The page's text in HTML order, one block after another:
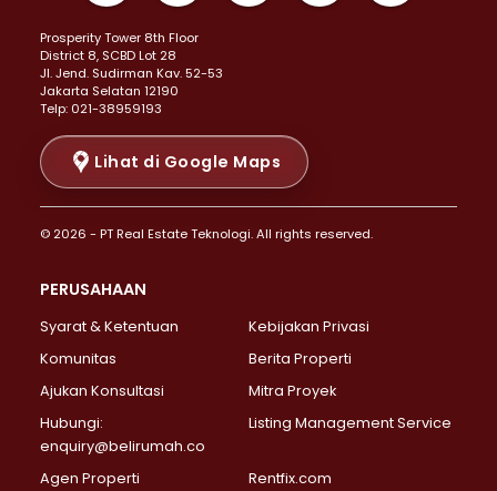
Properti Dijual di Menteng >
Properti Dijual di Senen >
Properti Dijual di Tanah Abang >
Properti Dijual di Cikini >
Properti Dijual di Kramat >
Properti Dijual di Pasar Baru >
Properti Dijual di Bendungan Hilir >
Properti Dijual di Jakarta Selatan >
Properti Dijual di Lebak Bulus >
Properti Dijual di Gandaria Selatan >
Properti Dijual di Pondok Labu >
Properti Dijual di Lenteng Agung >
Properti Dijual di Senayan >
Properti Dijual di Pondok Pinang >
Prosperity Tower 8th Floor
District 8, SCBD Lot 28
JI. Jend. Sudirman Kav. 52-53
Jakarta Selatan 12190
Telp: 021-38959193
Lihat di Google Maps
© 2026 - PT Real Estate Teknologi. All rights reserved.
PERUSAHAAN
Syarat & Ketentuan
Kebijakan Privasi
Komunitas
Berita Properti
Ajukan Konsultasi
Mitra Proyek
Hubungi:
enquiry@belirumah.co
Listing Management Service
Agen Properti Rentfix.com